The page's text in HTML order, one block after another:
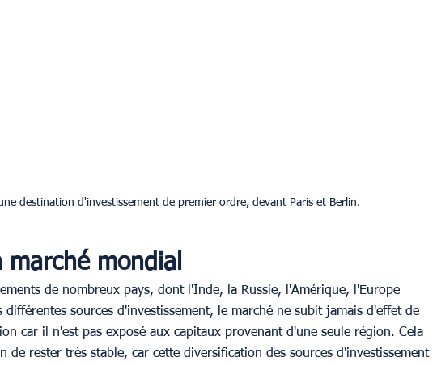
destination d'investissement de premier ordre, devant Paris et Berlin.
marché mondial
de nombreux pays, dont l'Inde, la Russie, l'Amérique, l'Europe
différentes sources d'investissement, le marché ne subit jamais d'effet de
car il n'est pas exposé aux capitaux provenant d'une seule région. Cela
de rester très stable, car cette diversification des sources d'investissement